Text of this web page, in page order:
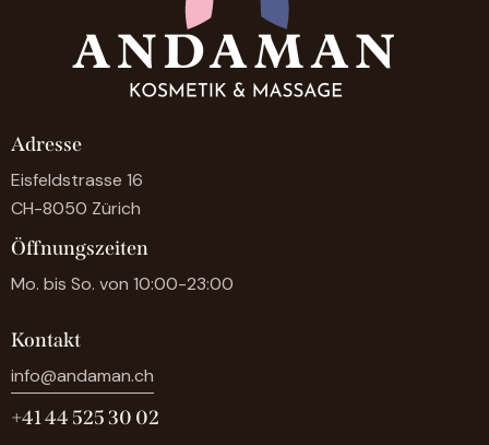
Adresse
Eisfeldstrasse 16
CH-8050 Zürich
Öffnungszeiten
Mo. bis So. von 10:00-23:00
Kontakt
info@andaman.ch
+41 44 525 30 02